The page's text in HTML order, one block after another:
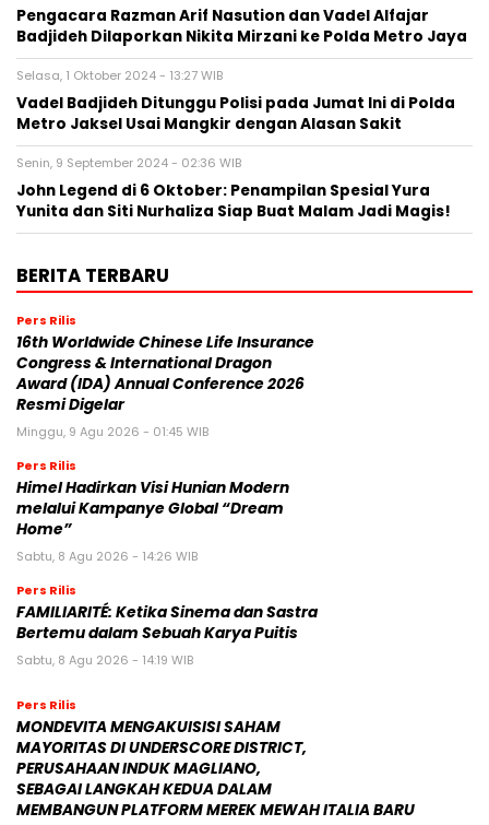
Pengacara Razman Arif Nasution dan Vadel Alfajar
Badjideh Dilaporkan Nikita Mirzani ke Polda Metro Jaya
Selasa, 1 Oktober 2024 - 13:27 WIB
Vadel Badjideh Ditunggu Polisi pada Jumat Ini di Polda
Metro Jaksel Usai Mangkir dengan Alasan Sakit
Senin, 9 September 2024 - 02:36 WIB
John Legend di 6 Oktober: Penampilan Spesial Yura
Yunita dan Siti Nurhaliza Siap Buat Malam Jadi Magis!
BERITA TERBARU
Pers Rilis
16th Worldwide Chinese Life Insurance
Congress & International Dragon
Award (IDA) Annual Conference 2026
Resmi Digelar
Minggu, 9 Agu 2026 - 01:45 WIB
Pers Rilis
Himel Hadirkan Visi Hunian Modern
melalui Kampanye Global “Dream
Home”
Sabtu, 8 Agu 2026 - 14:26 WIB
Pers Rilis
FAMILIARITÉ: Ketika Sinema dan Sastra
Bertemu dalam Sebuah Karya Puitis
Sabtu, 8 Agu 2026 - 14:19 WIB
Pers Rilis
MONDEVITA MENGAKUISISI SAHAM
MAYORITAS DI UNDERSCORE DISTRICT,
PERUSAHAAN INDUK MAGLIANO,
SEBAGAI LANGKAH KEDUA DALAM
MEMBANGUN PLATFORM MEREK MEWAH ITALIA BARU